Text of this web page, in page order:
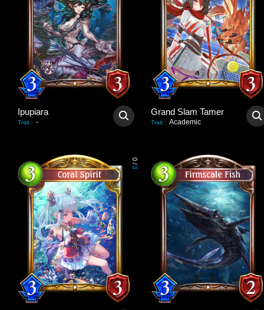
Ipupiara
Trait : -
Grand Slam Tamer
Trait : Academic
0
/
3